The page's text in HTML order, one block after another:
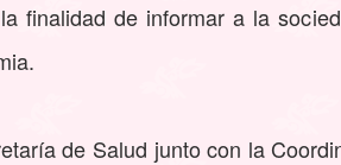
finalidad de informar a la
de Salud junto con la